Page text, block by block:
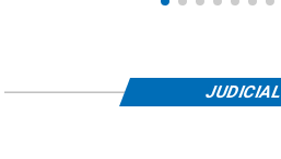
JUDICIAL